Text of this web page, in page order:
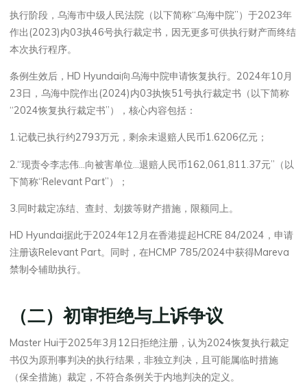
执行阶段，乌海市中级人民法院（以下简称“乌海中院”）于2023年
作出(2023)内03执46号执行裁定书，因无更多可供执行财产而终结
本次执行程序。
条例生效后，HD Hyundai向乌海中院申请恢复执行。2024年10月
23日，乌海中院作出(2024)内03执恢51号执行裁定书（以下简称
“2024恢复执行裁定书”），核心内容包括：
1.记载已执行约2793万元，剩余未退赔人民币1.6206亿元；
2.“现责令李志伟…向被害单位…退赔人民币162,061,811.37元”（以
下简称“Relevant Part”）；
3.同时裁定冻结、查封、划拨等财产措施，限额同上。
HD Hyundai据此于2024年12月在香港提起HCRE 84/2024，申请
注册该Relevant Part。同时，在HCMP 785/2024中获得Mareva
禁制令辅助执行。
（二）初审拒绝与上诉争议
Master Hui于2025年3月12日拒绝注册，认为2024恢复执行裁定
书仅为原刑事判决的执行结果，非独立判决，且可能属临时措施
（保全措施）裁定，不符合条例关于内地判决的定义。